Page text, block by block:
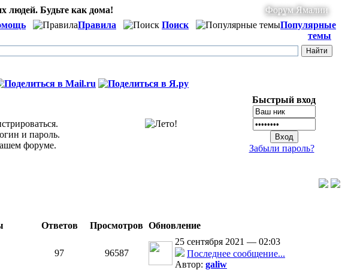
людей. Будьте как дома!
Форум Ямалии
Правила Поиск
Популярные
темы
и пароль.
форуме.
Быстрый вход
Забыли пароль?
Ответов Просмотров Обновление
97 96587
25 сентября 2021 — 02:03
Последнее сообщение...
Автор: galiw